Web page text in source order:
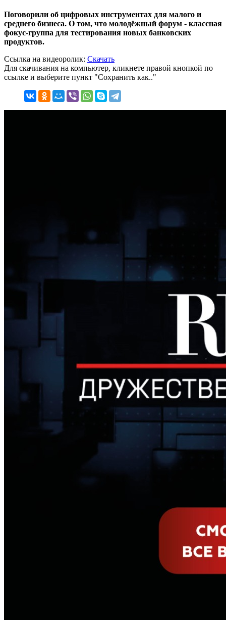
Поговорили об цифровых инструментах для малого и
среднего бизнеса. О том, что молодёжный форум - классная
фокус-группа для тестирования новых банковских
продуктов.
Ссылка на видеоролик: Скачать
Для скачивания на компьютер, кликнете правой кнопкой по
ссылке и выберите пункт "Сохранить как.."